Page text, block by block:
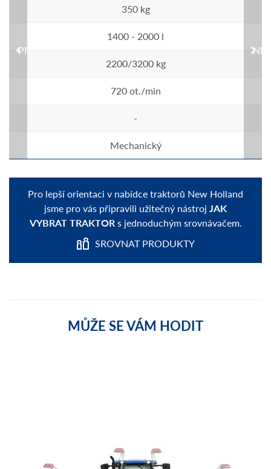
PREVIOUS
350 kg
1400 - 2000 l
2200/3200 kg
720 ot./min
-
Mechanický
Pro lepší orientaci v nabídce traktorů New Holland
jsme pro vás připravili užitečný nástroj JAK
VYBRAT TRAKTORs jednoduchým srovnávačem.
SROVNAT PRODUKTY
MŮŽE SE VÁM HODIT